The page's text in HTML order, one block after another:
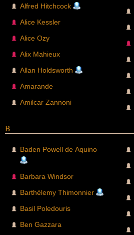
Alfred Hitchcock
Alice Kessler
Alice Ozy
Alix Mahieux
Allan Holdsworth
Amarande
Amilcar Zannoni
B
Baden Powell de Aquino
Barbara Windsor
Barthélemy Thimonnier
Basil Poledouris
Ben Gazzara